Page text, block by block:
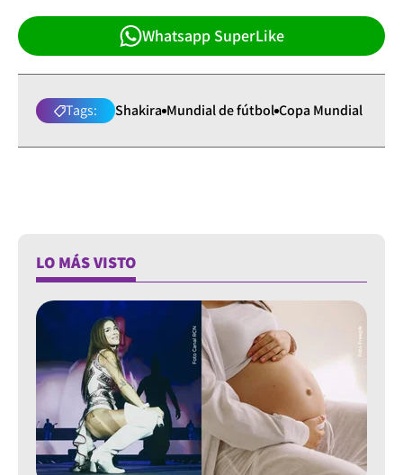
Whatsapp SuperLike
Tags: Shakira Mundial de fútbol Copa Mundial
LO MÁS VISTO